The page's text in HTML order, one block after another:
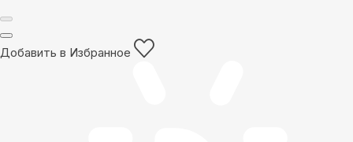
Добавить в Избранное